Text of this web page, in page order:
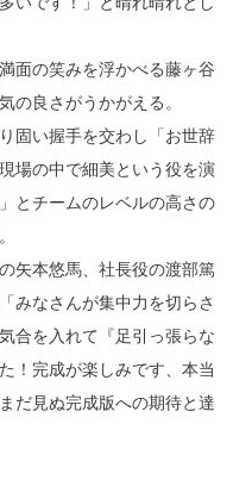
面の笑みを浮かべる藤ヶ谷
の良さがうかがえる。
固い握手を交わし「お世辞
場の中で細美という役を演
とチームのレベルの高さの
矢本悠馬、社長役の渡部篤
みなさんが集中力を切らさ
合を入れて『足引っ張らな
！完成が楽しみです、本当
だ見ぬ完成版への期待と達